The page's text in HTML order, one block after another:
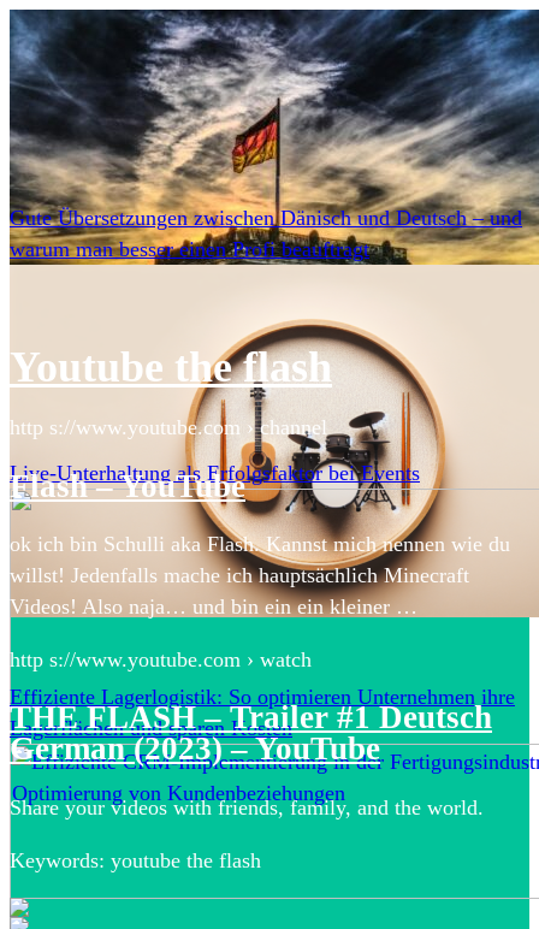
Gute Übersetzungen zwischen Dänisch und Deutsch – und
warum man besser einen Profi beauftragt
Live-Unterhaltung als Erfolgsfaktor bei Events
Effiziente Lagerlogistik: So optimieren Unternehmen ihre
Lagerflächen und sparen Kosten
Youtube the flash
http s://www.youtube.com › channel
Flash – YouTube
ok ich bin Schulli aka Flash. Kannst mich nennen wie du
willst! Jedenfalls mache ich hauptsächlich Minecraft
Videos! Also naja… und bin ein ein kleiner …
http s://www.youtube.com › watch
THE FLASH – Trailer #1 Deutsch
German (2023) – YouTube
Share your videos with friends, family, and the world.
Keywords: youtube the flash